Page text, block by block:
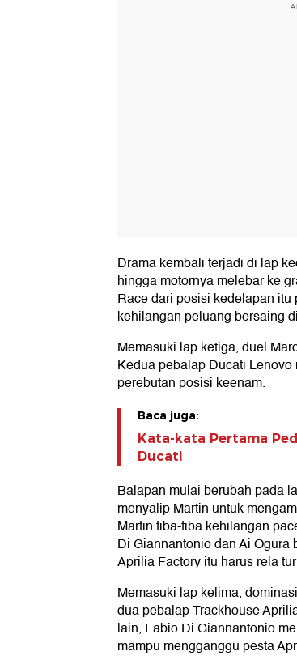
Drama kembali terjadi di lap
hingga motornya melebar ke
Race dari posisi kedelapan
kehilangan peluang bersaing
Memasuki lap ketiga, duel
Kedua pebalap Ducati
perebutan posisi keenam.
Baca juga:
Kata-kata Pertama
Ducati
Balapan mulai berubah pada
menyalip Martin untuk
Martin tiba-tiba kehilangan
Di Giannantonio dan Ai
Aprilia Factory itu harus rela
Memasuki lap kelima,
dua pebalap Trackhouse
lain, Fabio Di Giannantonio
mampu mengganggu pesta